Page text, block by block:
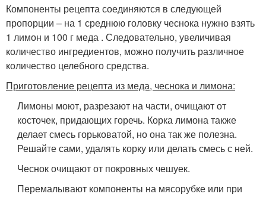
Компоненты рецепта соединяются в следующей
пропорции – на 1 среднюю головку чеснока нужно взять
1 лимон и 100 г меда . Следовательно, увеличивая
количество ингредиентов, можно получить различное
количество целебного средства.
Приготовление рецепта из меда, чеснока и лимона:
Лимоны моют, разрезают на части, очищают от
косточек, придающих горечь. Корка лимона также
делает смесь горьковатой, но она так же полезна.
Решайте сами, удалять корку или делать смесь с ней.
Чеснок очищают от покровных чешуек.
Перемалывают компоненты на мясорубке или при